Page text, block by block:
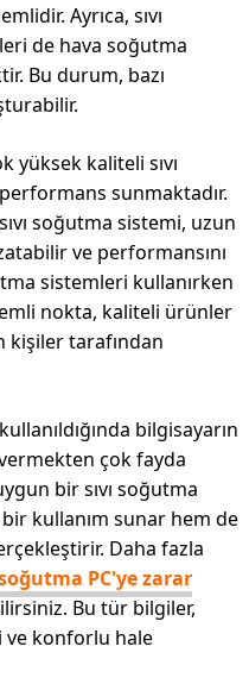
Ayrıca, sıvı
de hava soğutma
Bu durum, bazı
yüksek kaliteli sıvı
sunmaktadır.
soğutma sistemi, uzun
ve performansını
sistemleri kullanırken
nokta, kaliteli ürünler
kişiler tarafından
bilgisayarın
çok fayda
bir sıvı soğutma
kullanım sunar hem de
Daha fazla
soğutma PC'ye zarar
Bu tür bilgiler,
ve konforlu hale